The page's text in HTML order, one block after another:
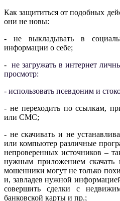
Как защититься от подобных
они не новы:
- не выкладывать в
информации о себе;
- не загружать в интернет
просмотр:
- использовать псевдоним и
- не переходить по ссылкам,
или СМС;
- не скачивать и не
или компьютер различные
непроверенных источников –
нужным приложением скачать
мошенники могут не только
и, завладев нужной
совершить сделки с
банковской карты и пр.;